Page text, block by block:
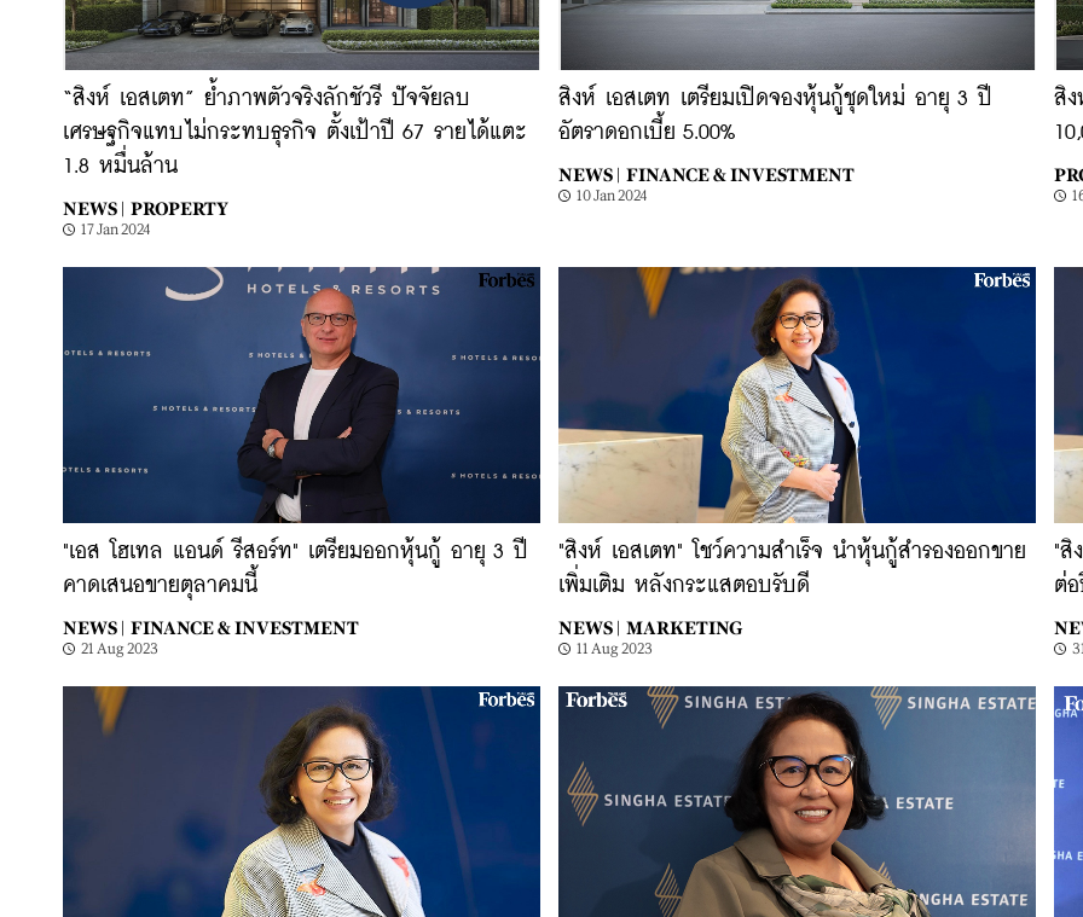
“สิงห์ เอสเตท” ย้ำภาพตัวจริงลักชัวรี ปัจจัยลบ
เศรษฐกิจแทบไม่กระทบธุรกิจ ตั้งเป้าปี 67 รายได้แตะ
1.8 หมื่นล้าน
NEWS | PROPERTY
17 Jan 2024
สิงห์ เอสเตท เตรียมเปิดจองหุ้นกู้ชุดใหม่ อายุ 3 ปี
อัตราดอกเบี้ย 5.00%
NEWS | FINANCE & INVESTMENT
10 Jan 2024
สิง
"เอส โฮเทล แอนด์ รีสอร์ท" เตรียมออกหุ้นกู้ อายุ 3 ปี
คาดเสนอขายตุลาคมนี้
NEWS | FINANCE & INVESTMENT
21 Aug 2023
"สิงห์ เอสเตท" โชว์ความสำเร็จ นำหุ้นกู้สำรองออกขาย
เพิ่มเติม หลังกระแสตอบรับดี
NEWS | MARKETING
11 Aug 2023
"สิ
ต่